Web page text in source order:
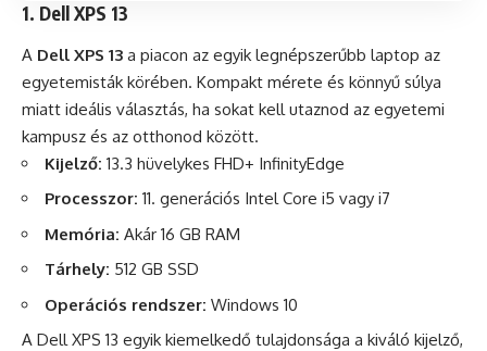
1. Dell XPS 13
A Dell XPS 13 a piacon az egyik legnépszerűbb laptop az
egyetemisták körében. Kompakt mérete és könnyű súlya
miatt ideális választás, ha sokat kell utaznod az egyetemi
kampusz és az otthonod között.
Kijelző: 13.3 hüvelykes FHD+ InfinityEdge
Processzor: 11. generációs Intel Core i5 vagy i7
Memória: Akár 16 GB RAM
Tárhely: 512 GB SSD
Operációs rendszer: Windows 10
A Dell XPS 13 egyik kiemelkedő tulajdonsága a kiváló kijelző,